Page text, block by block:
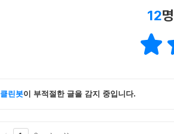
12
클린봇이 부적절한 글을 감지 중입니다.